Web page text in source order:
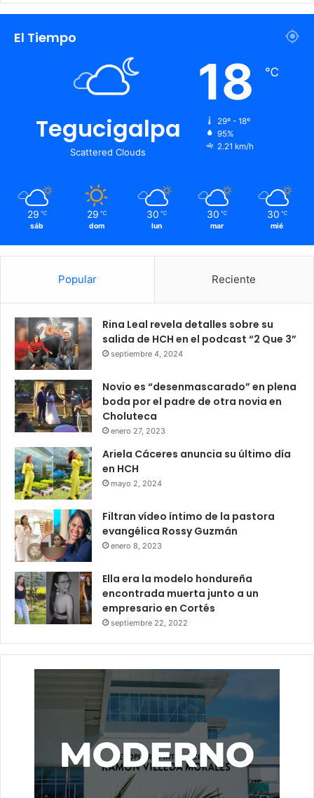
El Tiempo
Tegucigalpa
Scattered Clouds
18 ℃
29º - 18º
95%
2.21 km/h
29 ℃
sáb
29 ℃
dom
30 ℃
lun
30 ℃
mar
30 ℃
mié
Popular Reciente
Rina Leal revela detalles sobre su
salida de HCH en el podcast “2 Que 3”
septiembre 4, 2024
Novio es “desenmascarado” en plena
boda por el padre de otra novia en
Choluteca
enero 27, 2023
Ariela Cáceres anuncia su último día
en HCH
mayo 2, 2024
Filtran vídeo íntimo de la pastora
evangélica Rossy Guzmán
enero 8, 2023
Ella era la modelo hondureña
encontrada muerta junto a un
empresario en Cortés
septiembre 22, 2022